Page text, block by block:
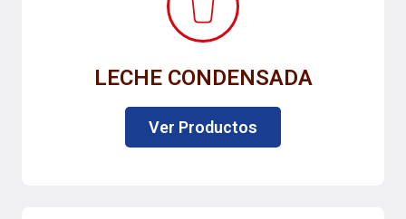
LECHE CONDENSADA
Ver Productos